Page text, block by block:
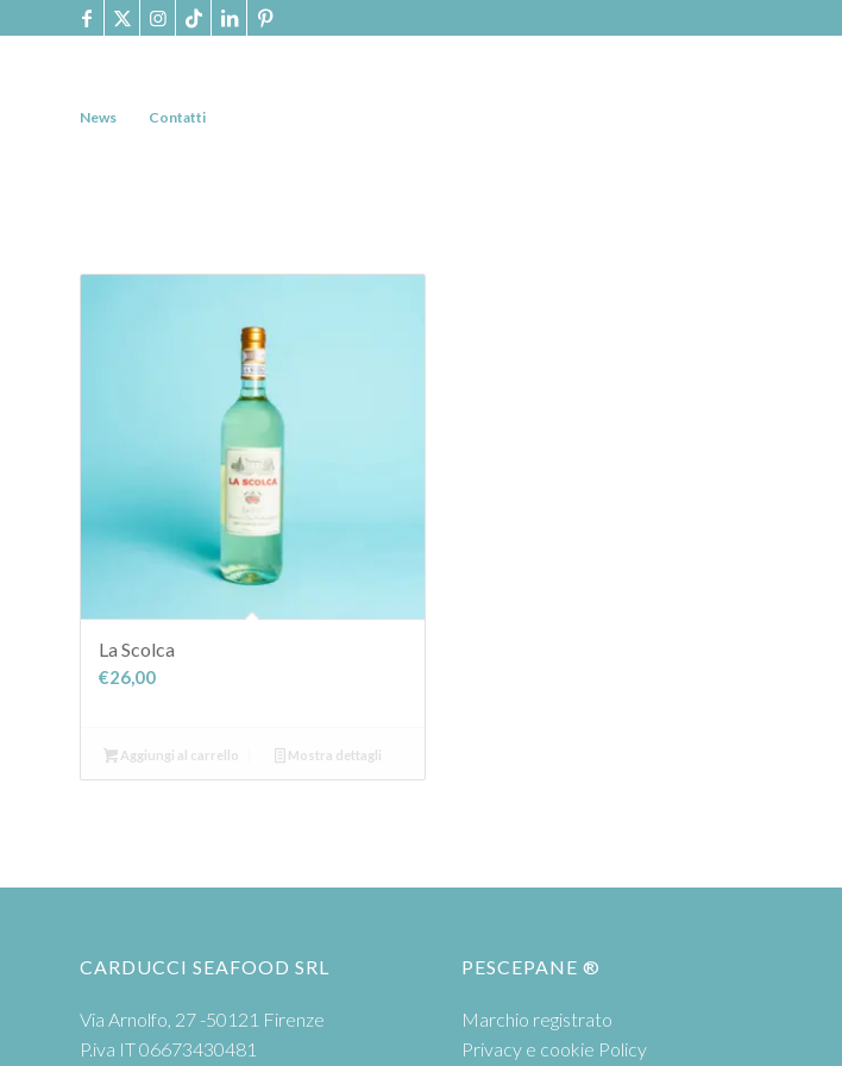
News Contatti
La Scolca
€26,00
Aggiungi al carrello Mostra dettagli
CARDUCCI SEAFOOD SRL
Via Arnolfo, 27 -50121 Firenze
P.iva IT 06673430481
PESCEPANE ®
Marchio registrato
Privacy e cookie Policy